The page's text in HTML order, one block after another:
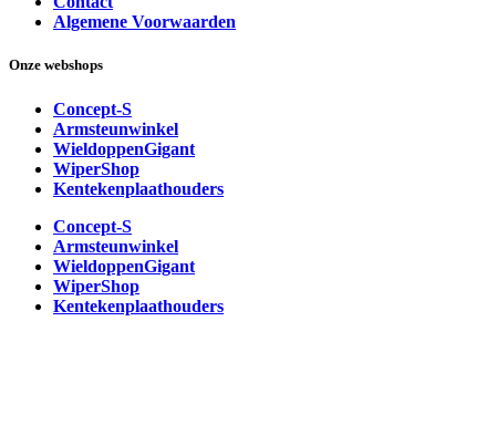
Algemene Voorwaarden
Onze webshops
Concept-S
Armsteunwinkel
WieldoppenGigant
WiperShop
Kentekenplaathouders
Concept-S
Armsteunwinkel
WieldoppenGigant
WiperShop
Kentekenplaathouders